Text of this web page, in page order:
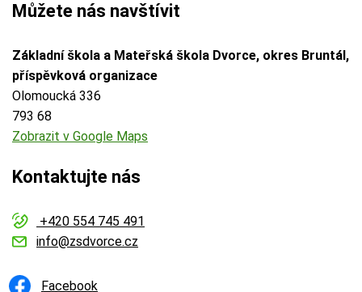
Můžete nás navštívit
Základní škola a Mateřská škola Dvorce, okres Bruntál,
příspěvková organizace
Olomoucká 336
793 68
Zobrazit v Google Maps
Kontaktujte nás
+420 554 745 491
info@zsdvorce.cz
Facebook